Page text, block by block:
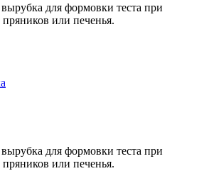
для формовки теста при
или печенья.
для формовки теста при
или печенья.